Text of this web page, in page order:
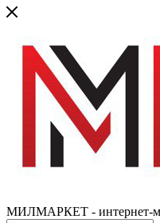
МИЛМАРКЕТ - интернет-